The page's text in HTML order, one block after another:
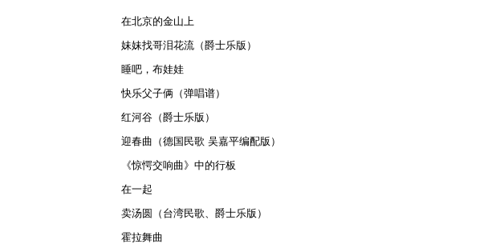
在北京的金山上
妹妹找哥泪花流（爵士乐版）
睡吧，布娃娃
快乐父子俩（弹唱谱）
红河谷（爵士乐版）
迎春曲（德国民歌 吴嘉平编配版）
《惊愕交响曲》中的行板
在一起
卖汤圆（台湾民歌、爵士乐版）
霍拉舞曲